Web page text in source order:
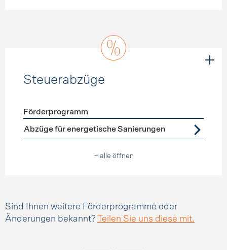
Steuerabzüge
Förderprogramme Steuerabzüge
Förderprogramm
Abzüge für energetische Sanierungen
+ alle öffnen
Sind Ihnen weitere Förderprogramme oder
Änderungen bekannt?
Teilen Sie uns diese mit.